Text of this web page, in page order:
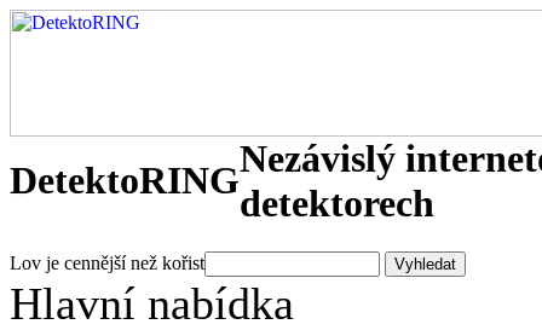
DetektoRINGNezávislý
detektorech
Lov je cennější než kořist
Hlavní nabídka